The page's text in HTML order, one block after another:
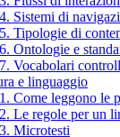
Sistemi di
Tipologie di
Ontologie e
Vocabolari
e linguaggio
Come leggono le
Le regole per un
Microtesti